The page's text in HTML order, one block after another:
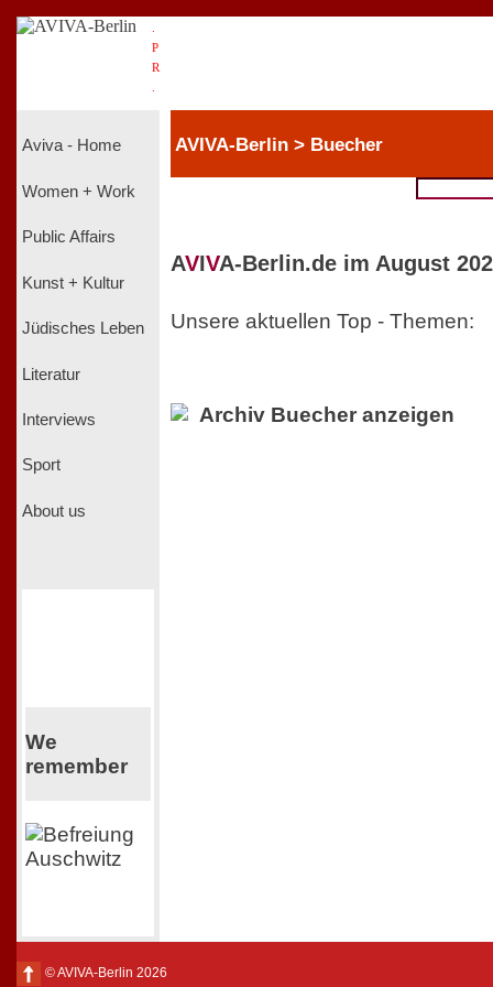
P
R
Aviva - Home
Women + Work
Public Affairs
Kunst + Kultur
Jüdisches Leben
Literatur
Interviews
Sport
About us
We
remember
AVIVA-Berlin > Buecher
AVIVA-Berlin.de im August
Unsere aktuellen Top - Themen:
Archiv Buecher anzeigen
© AVIVA-Berlin 2026